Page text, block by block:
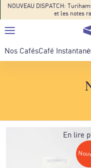
NOUVEAU DISPATCH:
et les notes
Nos CafésCafé Instantanė
En lire